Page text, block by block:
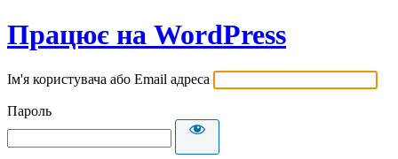
Працює на WordPress
Ім'я користувача або Email адреса
Пароль